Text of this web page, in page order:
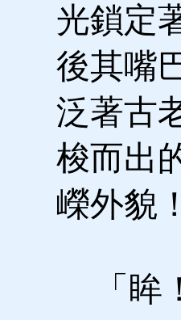
光鎖定
後其嘴
泛著古
梭而出
嶸外貌！
「眸